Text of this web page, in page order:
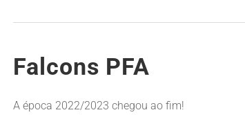
Falcons PFA
A época 2022/2023 chegou ao fim!